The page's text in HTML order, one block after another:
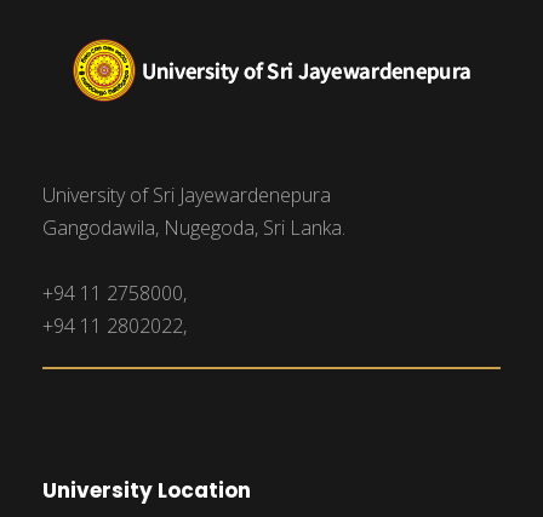
University of Sri Jayewardenepura
Gangodawila, Nugegoda, Sri Lanka.
+94 11 2758000,
+94 11 2802022,
University Location